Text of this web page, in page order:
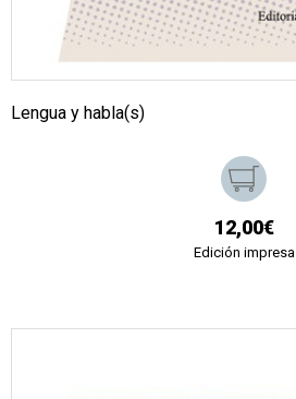
Lengua y habla(s)
12,00€
Edición impresa